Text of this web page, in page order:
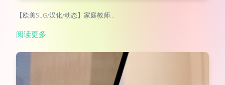
【欧美SLG/汉化/动态】家庭教师…
阅读更多